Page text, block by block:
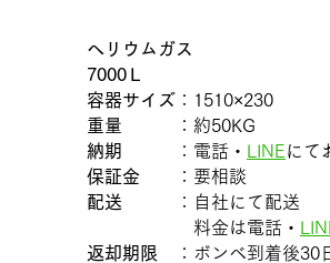
ヘリウムガス
7000Ｌ
容器サイズ ：1510×230
重量 ：約50KG
納期
：電話・ LINEにて
保証金 ：要相談
配送 ：自社にて配送
​ 料金は電話・
返却期限 ：ボンベ到着後30